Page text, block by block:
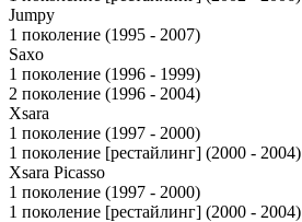
Jumpy
1 поколение (1995 - 2007)
Saxo
1 поколение (1996 - 1999)
2 поколение (1996 - 2004)
Xsara
1 поколение (1997 - 2000)
1 поколение [рестайлинг] (2000 - 2004)
Xsara Picasso
1 поколение (1997 - 2000)
1 поколение [рестайлинг] (2000 - 2004)